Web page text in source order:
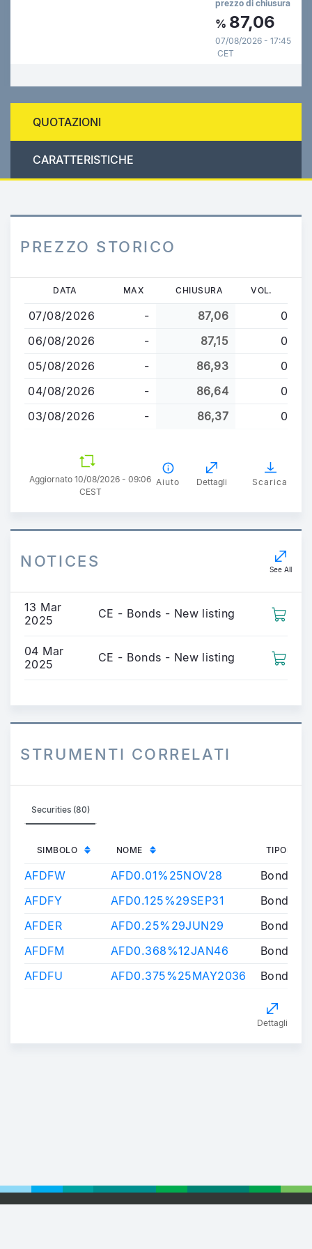
prezzo di chiusura
% 87,06
07/08/2026 - 17:45
CET
QUOTAZIONI
CARATTERISTICHE
PREZZO STORICO
contenuto
principale
DATA MAX CHIUSURA VOL.
07/08/2026 - 87,06
0
06/08/2026
- 87,15
0
05/08/2026
- 86,93
0
04/08/2026
- 86,64
0
03/08/2026
- 86,37 0
Aggiornato 10/08/2026 - 09:06
CEST
Aiuto Dettagli Scarica
NOTICES See All
13 Mar
2025
CE - Bonds - New listing
04 Mar
2025
CE - Bonds - New listing
STRUMENTI CORRELATI
Securities (80)
SIMBOLO NOME
AFDFW AFD0.01%25NOV28
Bond
AFDFY
AFD0.125%29SEP31
Bond
AFDER
AFD0.25%29JUN29
Bond
AFDFM
AFD0.368%12JAN46
Bond
AFDFU
AFD0.375%25MAY2036 Bond
Dettagli